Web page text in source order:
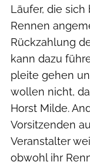
Läufer, die
Rennen
Rückzahlung
kann dazu
pleite gehen
wollen nicht,
Horst Milde.
Vorsitzenden
Veranstalter
obwohl ihr